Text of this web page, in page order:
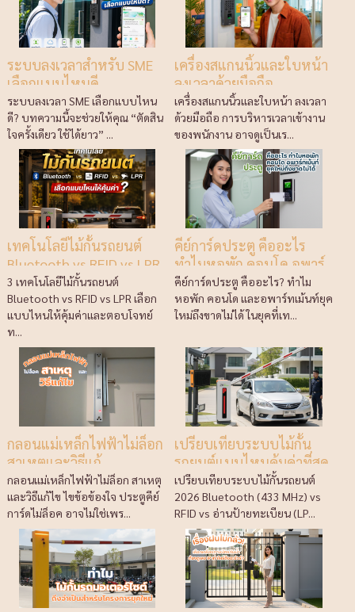
ระบบลงเวลาสำหรับ SME
เลือกแบบไหนดี
ระบบลงเวลา SME เลือกแบบไหน
ดี? บทความนี้จะช่วยให้คุณ “ตัดสิน
ใจครั้งเดียว ใช้ได้ยาว” ...
เครื่องสแกนนิ้วและใบหน้า
ลงเวลาด้วยมือถือ
เครื่องสแกนนิ้วและใบหน้า ลงเวลา
ด้วยมือถือ การบริหารเวลาเข้างาน
ของพนักงาน อาจดูเป็นเร...
เทคโนโลยีไม้กั้นรถยนต์
Bluetooth vs RFID vs LPR
เลือกแบบไหนให้คุ้มค่า
3 เทคโนโลยีไม้กั้นรถยนต์
Bluetooth vs RFID vs LPR เลือก
แบบไหนให้คุ้มค่าและตอบโจทย์
ท...
คีย์การ์ดประตู คืออะไร
ทำไมหอพัก คอนโด อพาร์
ทเม้นท์ยุคใหม่ถึงขาดไม่ได้
คีย์การ์ดประตู คืออะไร? ทำไม
หอพัก คอนโด และอพาร์ทเม้นท์ยุค
ใหม่ถึงขาดไม่ได้ ในยุคที่เท...
กลอนแม่เหล็กไฟฟ้าไม่ล็อก
สาเหตุและวิธีแก้
กลอนแม่เหล็กไฟฟ้าไม่ล็อก สาเหตุ
และวิธีแก้ไข ไขข้อข้องใจ ประตูคีย์
การ์ดไม่ล็อค อาจไม่ใช่เพร...
เปรียบเทียบระบบไม้กั้น
รถยนต์แบบไหนคุ้มค่าที่สุด
ในปี 2026
เปรียบเทียบระบบไม้กั้นรถยนต์
2026 Bluetooth (433 MHz) vs
RFID vs อ่านป้ายทะเบียน (LP...